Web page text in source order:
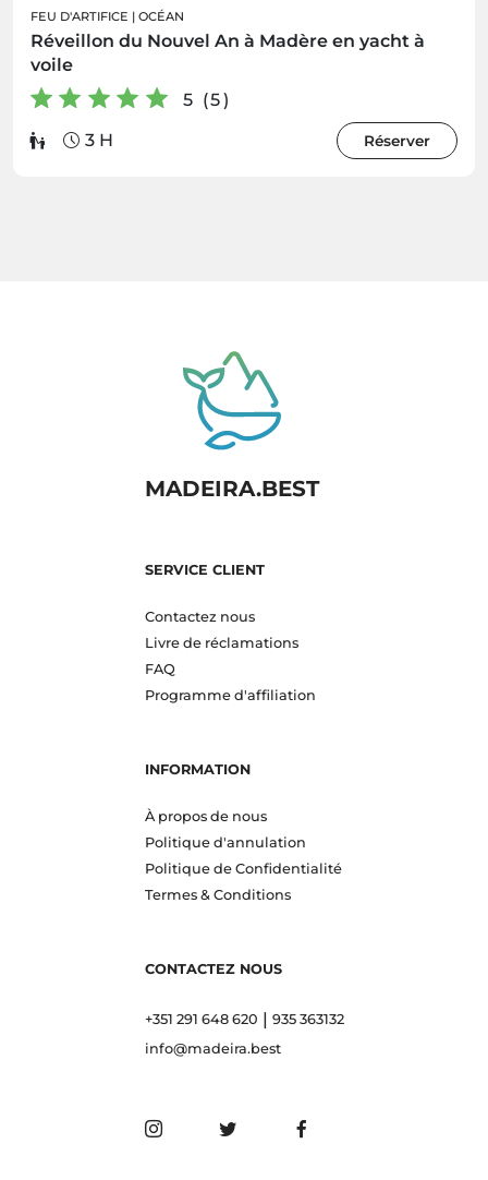
FEU D'ARTIFICE | OCÉAN
Réveillon du Nouvel An à Madère en yacht à
voile
5 (5)
3 H
Réserver
MADEIRA.BEST
SERVICE CLIENT
Contactez nous
Livre de réclamations
FAQ
Programme d'affiliation
INFORMATION
À propos de nous
Politique d'annulation
Politique de Confidentialité
Termes & Conditions
CONTACTEZ NOUS
+351 291 648 620 | 935 363132
info@madeira.best